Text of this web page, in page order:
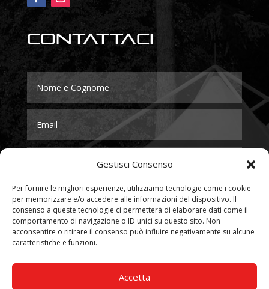
Gestisci Consenso
Per fornire le migliori esperienze, utilizziamo tecnologie come i cookie
per memorizzare e/o accedere alle informazioni del dispositivo. Il
consenso a queste tecnologie ci permetterà di elaborare dati come il
comportamento di navigazione o ID unici su questo sito. Non
acconsentire o ritirare il consenso può influire negativamente su alcune
caratteristiche e funzioni.
Accetta
Contattaci